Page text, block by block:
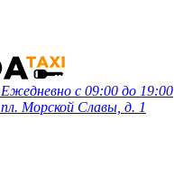
Ежедневно с 09:00 до 19:00
пл. Морской Славы, д. 1